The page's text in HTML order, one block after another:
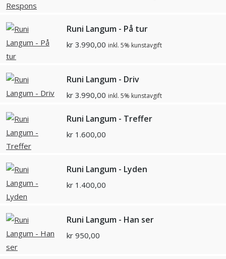
Runi Langum - På tur
kr 3.990,00 inkl. 5% kunstavgift
Runi Langum - Driv
kr 3.990,00 inkl. 5% kunstavgift
Runi Langum - Treffer
kr 1.600,00
Runi Langum - Lyden
kr 1.400,00
Runi Langum - Han ser
kr 950,00